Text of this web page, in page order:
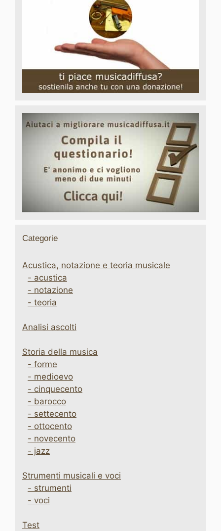
Categorie
Acustica, notazione e teoria musicale
- acustica
- notazione
- teoria
Analisi ascolti
Storia della musica
- forme
- medioevo
- cinquecento
- barocco
- settecento
- ottocento
- novecento
- jazz
Strumenti musicali e voci
- strumenti
- voci
Test